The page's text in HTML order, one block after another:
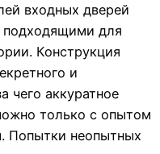
входных дверей
для
Конструкция
и
чего аккуратное
только с опытом
Попытки неопытных